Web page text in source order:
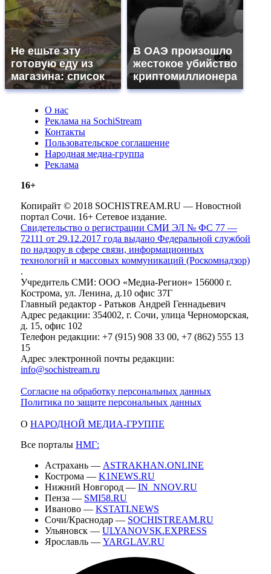
Не ешьте эту
готовую еду из
магазина: список
В ОАЭ произошло
жестокое убийство
криптомиллионера
О нас
Реклама на SochiStream
Контакты
Пользовательское соглашение
Народная медиа-группа
Реклама
16+
Копирайт © 2018 SOCHISTREAM.RU — Новостной
портал Сочи. 16+ Сетевое издание.
Свидетельство о регистрации СМИ ЭЛ № ФС 77 —
72111 от 29.12.2017 года выдано Федеральной службой
по надзору в сфере связи, информационных
технологий и массовых коммуникаций (Роскомнадзор)
.
Учредитель СМИ: ООО «Медиа-Регион» 156000 г.
Кострома, ул. Ленина, д.10 офис 37Г
Главный редактор - Ратьков Андрей Геннадьевич
Адрес редакции: 354002, г. Сочи, улица Черноморская,
д. 15, офис 102
Телефон редакции: +7 (915) 908 33 00, +7 (862) 555 13
15
Адрес электронной почты редакции:
info@sochistream.ru
Согласие на обработку персональных данных
Политика по защите персональных данных
О НАРОДНОЙ МЕДИА-ГРУППЕ
Все порталы НМГ:
Астрахань — ASTRAKHAN.ONLINE
Кострома — K1NEWS.RU
Нижний Новгород — IN_NNOV.RU
Пенза — SMI58.RU
Иваново — KSTATI.NEWS
Сочи/Краснодар — SOCHISTREAM.RU
Ульяновск — ULYANOVSK.EXPRESS
Ярославль — YARGLAV.RU